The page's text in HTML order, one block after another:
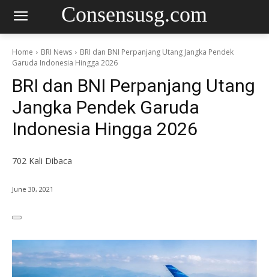
Consensusg.com
Home BRI News
BRI dan BNI Perpanjang Utang Jangka Pendek
Garuda Indonesia Hingga 2026
BRI dan BNI Perpanjang Utang
Jangka Pendek Garuda
Indonesia Hingga 2026
702 Kali Dibaca
June 30, 2021